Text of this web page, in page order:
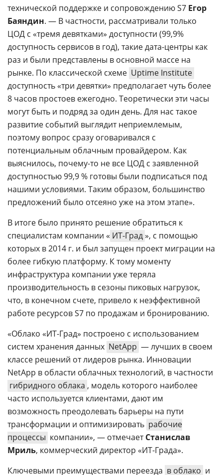
технической поддержке и сопровождению S7 Егор
Баяндин. — В частности, рассматривали только
ЦОД с «тремя девятками» доступности (99,9%
доступность сервисов в год), такие дата-центры как
раз и были представлены в основной массе на
рынке. По классической схеме Uptime Institute
доступность «три девятки» предполагает чуть более
8 часов простоев ежегодно. Теоретически эти часы
могут быть и подряд за один день. Для нас такое
развитие событий выглядит неприемлемым,
поэтому вопрос сразу оговаривался с
потенциальным облачным провайдером. Как
выяснилось, почему-то не все ЦОД с заявленной
доступностью 99,9 % готовы были подписаться под
нашими условиями. Таким образом, большинство
предложений было отсеяно уже на этом этапе».
В итоге было принято решение обратиться к
специалистам компании « ИТ-Град», с помощью
которых в 2014 г. и был запущен проект миграции на
более гибкую платформу. К тому моменту
инфраструктура компании уже теряла
производительность в сезоны пиковых нагрузок,
что, в конечном счете, привело к неэффективной
работе ресурсов S7 по продажам и бронированию.
«Облако «ИТ-Град» построено с использованием
систем хранения данных NetApp — лучших в своем
классе решений от лидеров рынка. Инновации
NetApp в области облачных технологий, в частности
гибридного облака , модель которого наиболее
часто используется клиентами, дают им
возможность преодолевать барьеры на пути
трансформации и оптимизировать рабочие
процессы компании», — отмечаетСтанислав
Мриль, коммерческий директор «ИТ-Града».
Ключевыми преимуществами переезда в облако и